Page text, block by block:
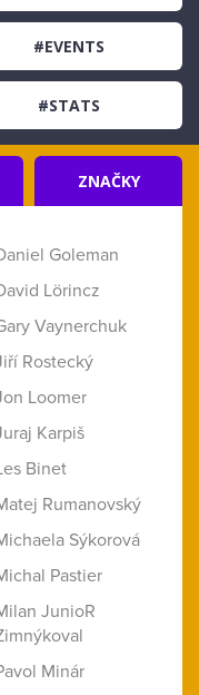
#EVENTS
#STATS
ZNAČKY
Goleman
Lörincz
Vaynerchuk
Rostecký
Loomer
Karpiš
Binet
Rumanovský
Sýkorová
Pastier
JunioR
Minár